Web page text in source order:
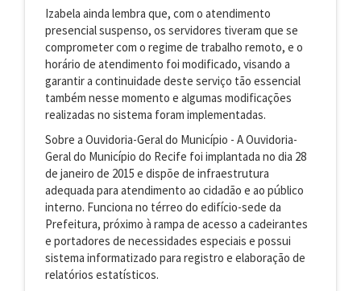
Izabela ainda lembra que, com o atendimento
presencial suspenso, os servidores tiveram que se
comprometer com o regime de trabalho remoto, e o
horário de atendimento foi modificado, visando a
garantir a continuidade deste serviço tão essencial
também nesse momento e algumas modificações
realizadas no sistema foram implementadas.
Sobre a Ouvidoria-Geral do Município - A Ouvidoria-
Geral do Município do Recife foi implantada no dia 28
de janeiro de 2015 e dispõe de infraestrutura
adequada para atendimento ao cidadão e ao público
interno. Funciona no térreo do edifício-sede da
Prefeitura, próximo à rampa de acesso a cadeirantes
e portadores de necessidades especiais e possui
sistema informatizado para registro e elaboração de
relatórios estatísticos.